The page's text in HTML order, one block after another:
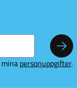
personuppgifter.